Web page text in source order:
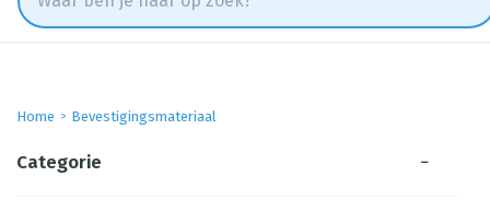
Home Bevestigingsmateriaal
Categorie −